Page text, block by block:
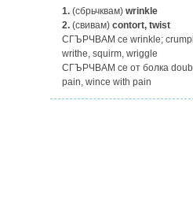
1. (сбрьчквам) wrinkle
2. (свивам) contort, twist
СГЪРЧВАМ се wrinkle;
writhe, squirm, wriggle
СГЪРЧВАМ се от болка
pain, wince with pain